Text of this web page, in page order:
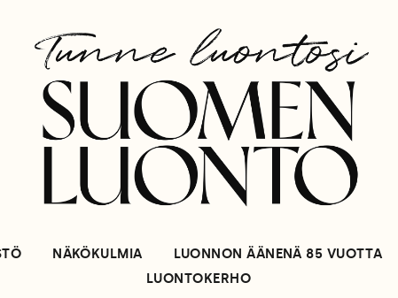
NÄKÖKULMIA LUONNON ÄÄNENÄ 85 VUOTTA
LUONTOKERHO